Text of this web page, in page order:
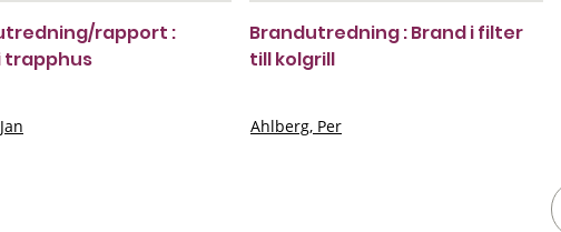
rapport :
trapphus
Brandutredning : Brand i filter
till kolgrill
Ahlberg, Per